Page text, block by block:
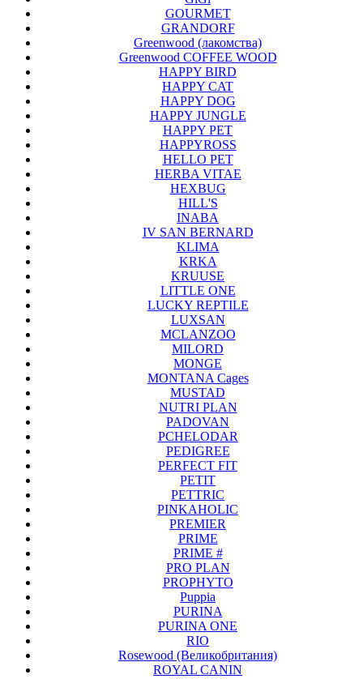
GOURMET
GRANDORF
Greenwood (лакомства)
Greenwood COFFEE WOOD
HAPPY BIRD
HAPPY CAT
HAPPY DOG
HAPPY JUNGLE
HAPPY PET
HAPPYROSS
HELLO PET
HERBA VITAE
HEXBUG
HILL'S
INABA
IV SAN BERNARD
KLIMA
KRKA
KRUUSE
LITTLE ONE
LUCKY REPTILE
LUXSAN
MCLANZOO
MILORD
MONGE
MONTANA Cages
MUSTAD
NUTRI PLAN
PADOVAN
PCHELODAR
PEDIGREE
PERFECT FIT
PETIT
PETTRIC
PINKAHOLIC
PREMIER
PRIME
PRIME #
PRO PLAN
PROPHYTO
Puppia
PURINA
PURINA ONE
RIO
Rosewood (Великобритания)
ROYAL CANIN